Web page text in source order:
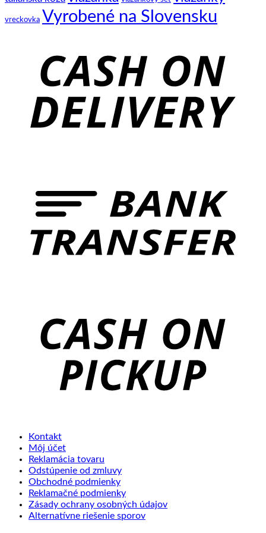
vreckovka Vyrobené na Slovensku
Kontakt
Môj účet
Reklamácia tovaru
Odstúpenie od zmluvy
Obchodné podmienky
Reklamačné podmienky
Zásady ochrany osobných údajov
Alternatívne riešenie sporov